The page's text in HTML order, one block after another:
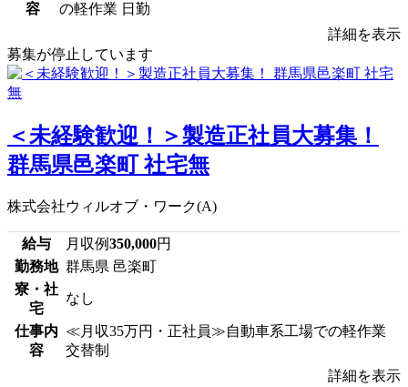
容
の軽作業 日勤
詳細を表示
募集が停止しています
＜未経験歓迎！＞製造正社員大募集！
群馬県邑楽町 社宅無
株式会社ウィルオブ・ワーク(A)
給与 月収例350,000円
勤務地 群馬県 邑楽町
寮・社
宅
なし
仕事内
容
≪月収35万円・正社員≫自動車系工場での軽作業
交替制
詳細を表示